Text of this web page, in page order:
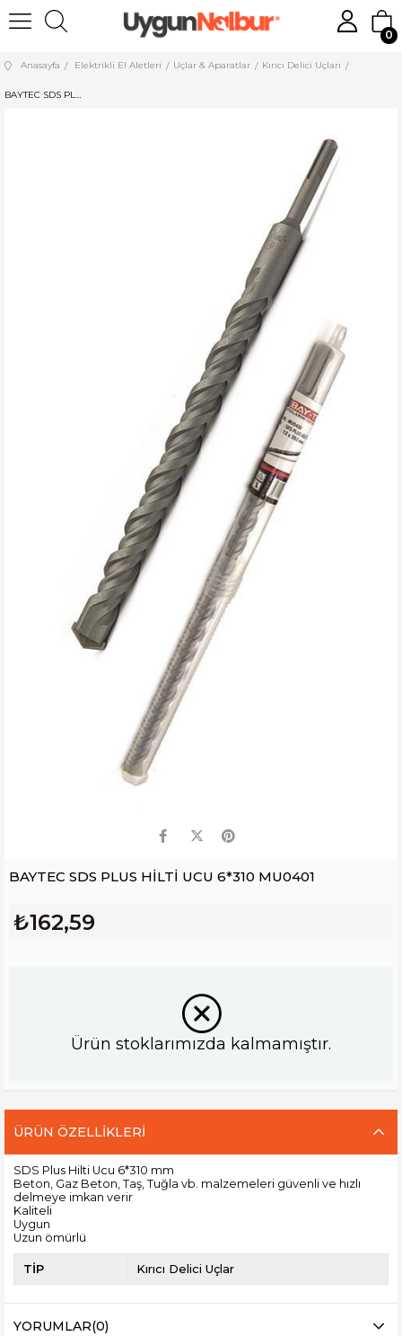
0
Anasayfa Elektrikli El Aletleri Uçlar & Aparatlar Kırıcı Delici Uçları
BAYTEC SDS PLUS HİLTİ UCU 6*310 MU0401
BAYTEC SDS PLUS HİLTİ UCU 6*310 MU0401
₺162,59
Ürün stoklarımızda kalmamıştır.
ÜRÜN ÖZELLIKLERI
SDS Plus Hilti Ucu 6*310 mm
Beton, Gaz Beton, Taş, Tuğla vb. malzemeleri güvenli ve hızlı
delmeye imkan verir
Kaliteli
Uygun
Uzun ömürlü
TİP Kırıcı Delici Uçlar
YORUMLAR(0)